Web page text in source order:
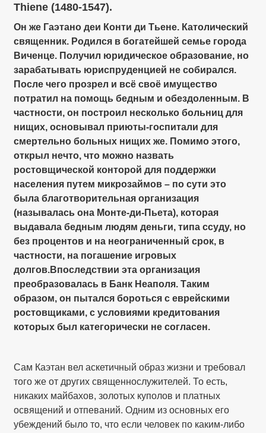
Thiene (1480-1547).
Он же Гаэтано деи Конти ди Тьене. Католический
священник. Родился в богатейшей семье города
Виченце. Получил юридическое образование, но
зарабатывать юриспруденцией не собирался.
После чего прозрел и всё своё имущество
потратил на помощь бедным и обездоленным. В
частности, он построил несколько больниц для
нищих, основывал приюты-госпитали для
смертельно больных нищих же. Помимо этого,
открыл нечто, что можно назвать
ростовщической конторой для поддержки
населения путем микрозаймов – по сути это
была благотворительная организация
(называлась она Монте-ди-Пьета), которая
выдавала бедным людям деньги, типа ссуду, но
без процентов и на неограниченный срок, в
частности, на погашение игровых
долгов.Впоследствии эта организация
преобразовалась в Банк Неаполя. Таким
образом, он пытался бороться с еврейскими
ростовщиками, с условиями кредитования
которых был категорически не согласен.
Сам Каэтан вел аскетичный образ жизни и требовал
того же от других священнослужителей. То есть,
никаких майбахов, золотых куполов и платных
освящений и отпеваний. Одним из основных его
убеждений было то, что если человек по каким-либо